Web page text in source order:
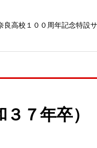
良高校１００周年記念特設
７年卒）